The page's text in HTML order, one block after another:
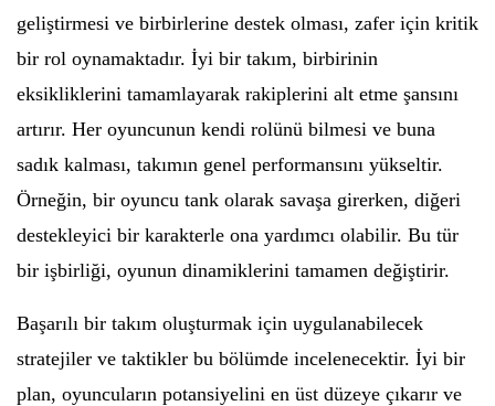
geliştirmesi ve birbirlerine destek olması, zafer için kritik
bir rol oynamaktadır. İyi bir takım, birbirinin
eksikliklerini tamamlayarak rakiplerini alt etme şansını
artırır. Her oyuncunun kendi rolünü bilmesi ve buna
sadık kalması, takımın genel performansını yükseltir.
Örneğin, bir oyuncu tank olarak savaşa girerken, diğeri
destekleyici bir karakterle ona yardımcı olabilir. Bu tür
bir işbirliği, oyunun dinamiklerini tamamen değiştirir.
Başarılı bir takım oluşturmak için uygulanabilecek
stratejiler ve taktikler bu bölümde incelenecektir. İyi bir
plan, oyuncuların potansiyelini en üst düzeye çıkarır ve